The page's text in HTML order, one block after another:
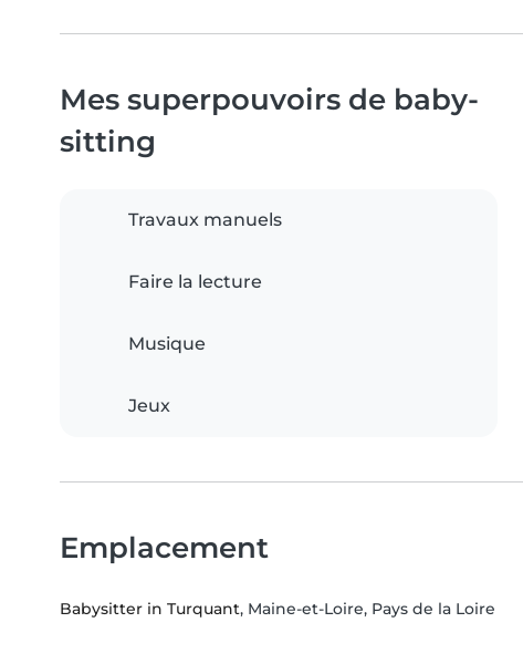
Mes superpouvoirs de baby-
sitting
Travaux manuels
Faire la lecture
Musique
Jeux
Emplacement
Babysitter in Turquant, Maine-et-Loire, Pays de la Loire